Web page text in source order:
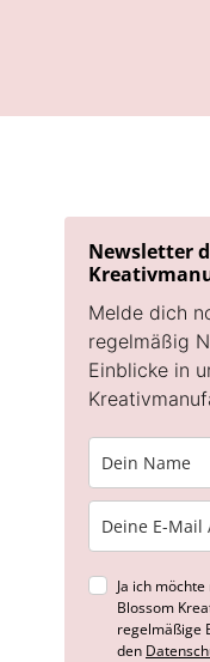
Newsletter
Melde dich
regelmäßig
Einblicke in
Ja ich
Blossom
regelmäßige
den